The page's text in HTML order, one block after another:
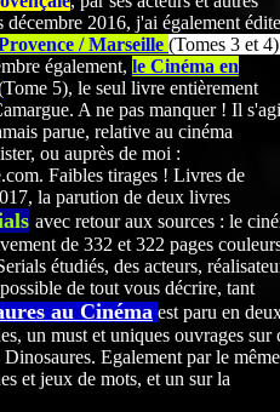
décembre 2016, j'ai également
/ Marseille (Tomes 3 et 4)
également, le Cinéma en
5), le seul livre entièrement
A ne pas manquer ! Il
parue, relative au cinéma
ou auprès de moi :
Faibles tirages ! Livres de
la parution de deux livres
avec retour aux sources : le
de 332 et 322 pages
étudiés, des acteurs,
de tout vous décrire, tant
au Cinéma est paru en
un must et uniques ouvrages sur
Egalement par le même
et jeux de mots, et un sur la